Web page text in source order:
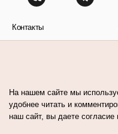
Контакты
На нашем сайте мы
удобнее читать и
наш сайт, вы даете согласие